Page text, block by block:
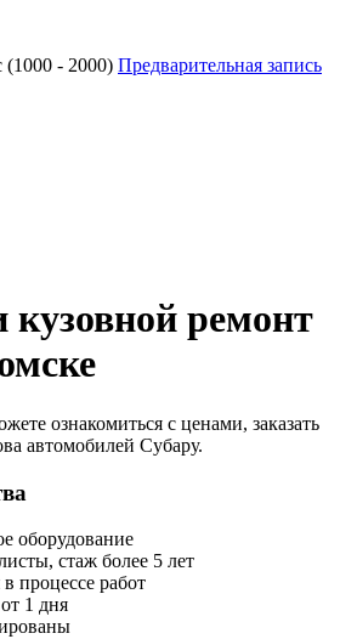
(1000 - 2000) Предварительная запись
кузовной ремонт
ознакомиться с ценами, заказать
автомобилей Субару.
оборудование
стаж более 5 лет
процессе работ
1 дня